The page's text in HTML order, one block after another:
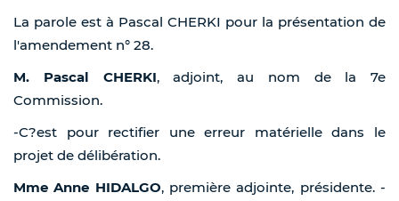
La parole est à Pascal CHERKI pour la présentation de
l'amendement n° 28.
M. Pascal CHERKI, adjoint, au nom de la 7e
Commission.
-C?est pour rectifier une erreur matérielle dans le
projet de délibération.
Mme Anne HIDALGO, première adjointe, présidente. -